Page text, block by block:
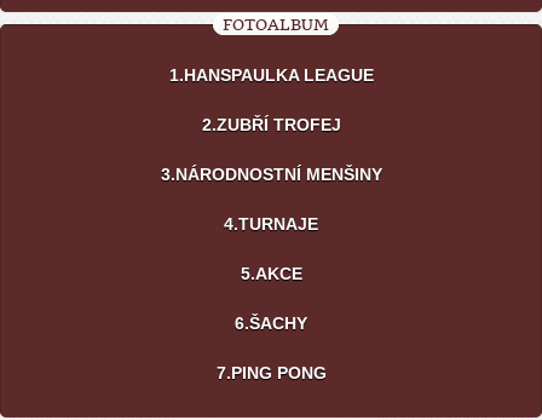
FOTOALBUM
1.HANSPAULKA LEAGUE
2.ZUBŘÍ TROFEJ
3.NÁRODNOSTNÍ MENŠINY
4.TURNAJE
5.AKCE
6.ŠACHY
7.PING PONG